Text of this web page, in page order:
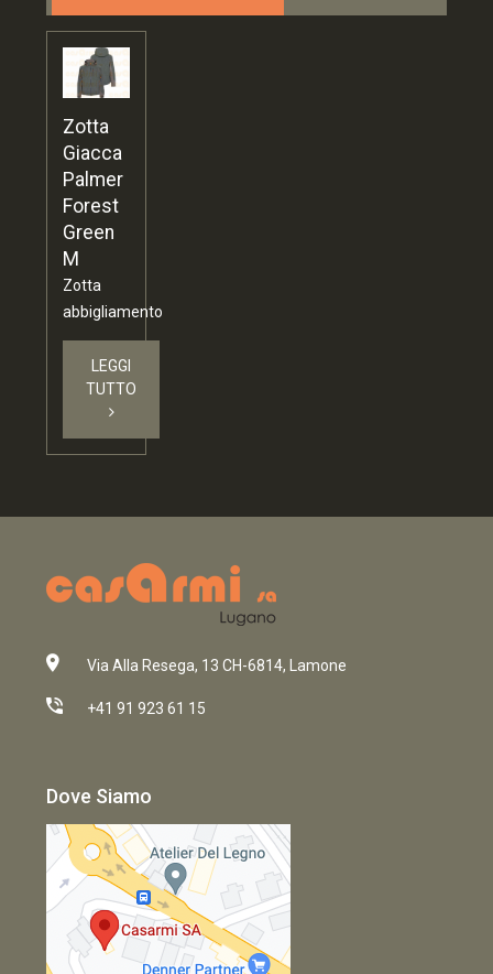
Zotta
Giacca
Palmer
Forest
Green
M
Zotta
abbigliamento
LEGGI
TUTTO
Via Alla Resega, 13 CH-6814, Lamone
+41 91 923 61 15
Dove Siamo